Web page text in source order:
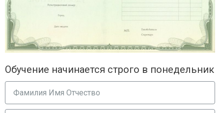
Обучение начинается строго в понедельник